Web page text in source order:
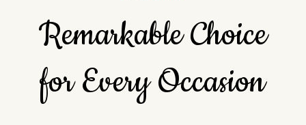
Remarkable Choice
for Every Occasion